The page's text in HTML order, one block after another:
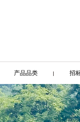
产品品类 招